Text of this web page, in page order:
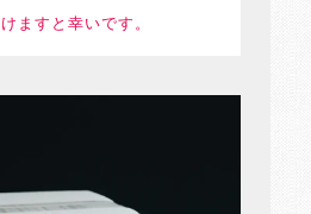
ますと幸いです。